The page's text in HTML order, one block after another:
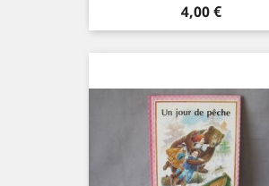
Prix
4,00 €